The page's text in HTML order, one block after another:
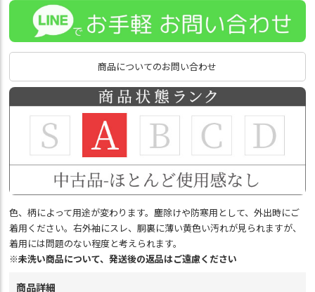
商品についてのお問い合わせ
色、柄によって用途が変わります。塵除けや防寒用として、外出時にご
着用ください。右外袖にスレ、胴裏に薄い黄色い汚れが見られますが、
着用には問題のない程度と考えられます。
※未洗い商品について、発送後の返品はご遠慮ください
商品詳細